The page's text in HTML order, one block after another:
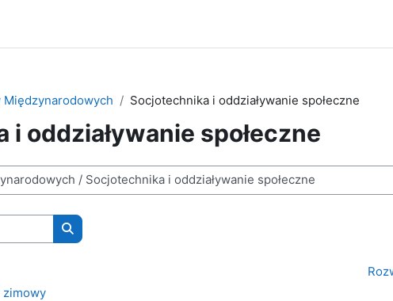
Międzynarodowych Socjotechnika i oddziaływanie społeczne
i oddziaływanie społeczne
Wyszukaj kursy
zimowy